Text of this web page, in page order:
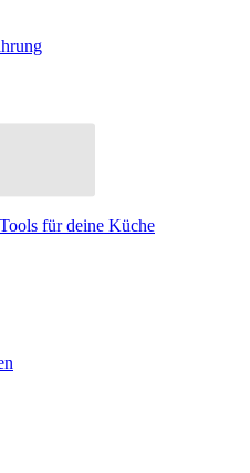
für deine Küche